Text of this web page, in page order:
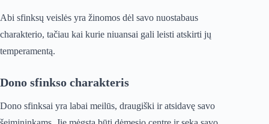
Abi sfinksų veislės yra žinomos dėl savo nuostabaus
charakterio, tačiau kai kurie niuansai gali leisti atskirti jų
temperamentą.
Dono sfinkso charakteris
Dono sfinksai yra labai meilūs, draugiški ir atsidavę savo